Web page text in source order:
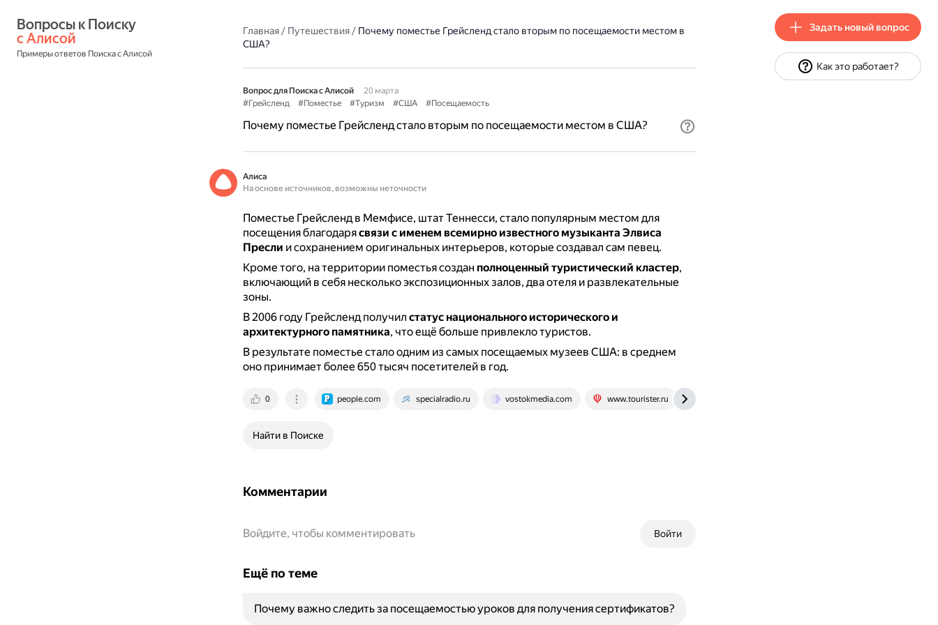
с Алисой
Примеры ответов Поиска с Алисой
Главная/ Путешествия/ Почему поместье Грейсленд стало вторым по посещаемости местом в
США?
Вопрос для Поиска с Алисой
20 марта
#Грейсленд
#Поместье #Туризм #США #Посещаемость
Почему поместье Грейсленд стало вторым по посещаемости местом в США?
Алиса
На основе источников, возможны неточности
Поместье Грейсленд в Мемфисе, штат Теннесси, стало популярным местом для
посещения благодарясвязи с именем всемирно известного музыканта Элвиса
Пресли и сохранением оригинальных интерьеров, которые создавал сам певец.
Кроме того, на территории поместья создан полноценный туристический кластер,
включающий в себя несколько экспозиционных залов, два отеля и развлекательные
зоны.
В 2006 году Грейсленд получил статус национального исторического и
архитектурного памятника, что ещё больше привлекло туристов.
В результате поместье стало одним из самых посещаемых музеев США: в среднем
оно принимает более 650 тысяч посетителей в год.
0 people.com specialradio.ru vostokmedia.com www.tourister.ru
Найти в Поиске
Комментарии
Войти
Войдите, чтобы комментировать
Ещё по теме
Почему важно следить за посещаемостью уроков для получения сертификатов?
Задать новый вопрос
Как это работает?